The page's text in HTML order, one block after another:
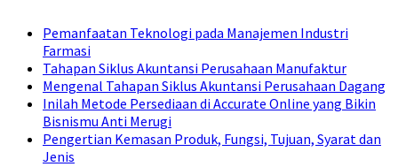
Pemanfaatan Teknologi pada Manajemen Industri
Farmasi
Tahapan Siklus Akuntansi Perusahaan Manufaktur
Mengenal Tahapan Siklus Akuntansi Perusahaan Dagang
Inilah Metode Persediaan di Accurate Online yang Bikin
Bisnismu Anti Merugi
Pengertian Kemasan Produk, Fungsi, Tujuan, Syarat dan
Jenis